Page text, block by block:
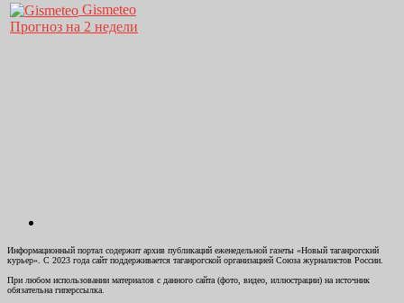
Gismeteo
Прогноз на 2 недели
Информационный портал содержит архив публикаций еженедельной газеты «Новый таганрогский
курьер». С 2023 года сайт поддерживается таганрогской организацией Союза журналистов России.
При любом использовании материалов с данного сайта (фото, видео, иллюстрации) на источник
обязательна гиперссылка.